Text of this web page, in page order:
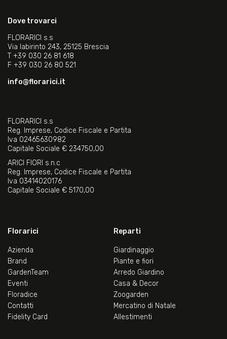
Dove trovarci
FLORARICI s.s
Via labirinto 243, 25125 Brescia
T +39 030 26 81 618
F +39 030 26 80 521
info@florarici.it
FLORARICI s.s
Reg. Imprese, Codice Fiscale e Partita
Iva 02465630982
Capitale Sociale € 234750,00
ARICI FIORI s.n.c
Reg. Imprese, Codice Fiscale e Partita
Iva 03414020176
Capitale Sociale € 5170,00
Florarici
Azienda
Brand
GardenTeam
Eventi
Floradice
Contatti
Fidelity Card
Reparti
Giardinaggio
Piante e fiori
Arredo Giardino
Casa & Decor
Zoogarden
Mercatino di Natale
Allestimenti